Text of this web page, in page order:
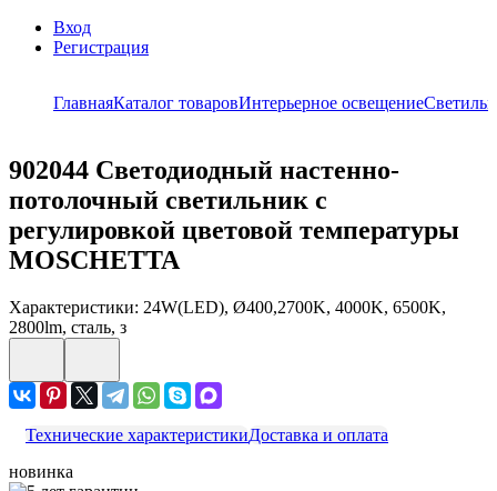
Вход
Регистрация
ГлавнаяКаталог товаровИнтерьерное освещение
902044 Светодиодный настенно-
потолочный светильник с
регулировкой цветовой температуры
MOSCHETTA
Характеристики: 24W(LED), Ø400,2700K, 4000K, 6500K,
2800lm, сталь, з
Технические характеристикиДоставка и оплата
новинка